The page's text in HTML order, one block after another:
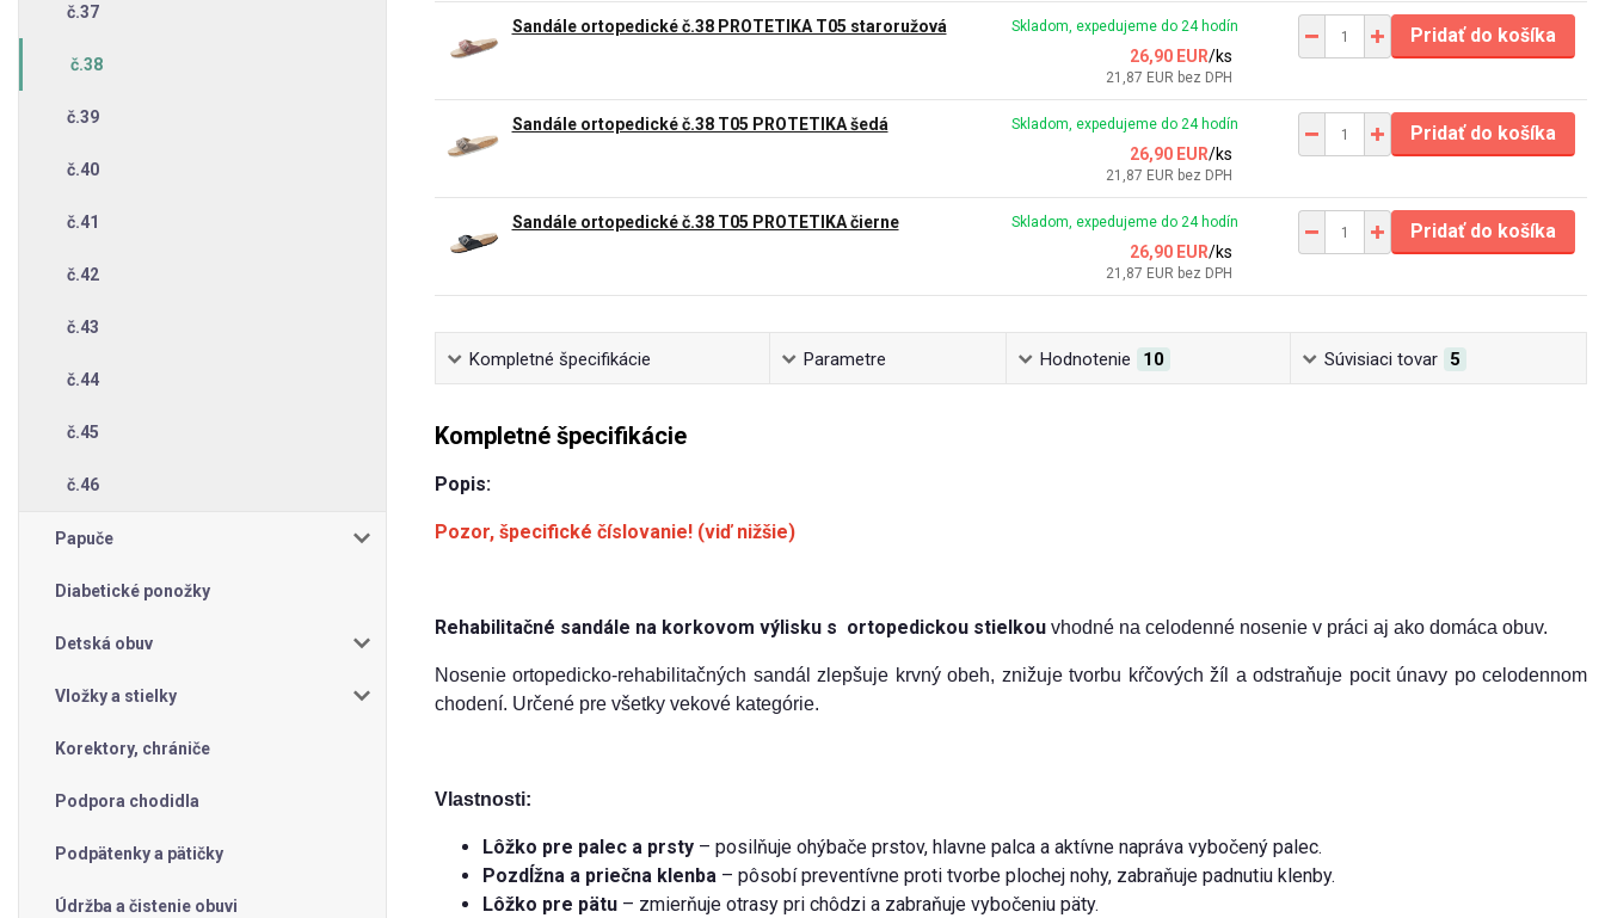
č.37
č.38
č.39
č.40
č.41
č.42
č.43
č.44
č.45
č.46
Papuče
Diabetické ponožky
Detská obuv
Vložky a stielky
Korektory, chrániče
Podpora chodidla
Podpätenky a pätičky
Údržba a čistenie obuvi
Sandále ortopedické č.38 PROTETIKA T05 staroružová
26,90 EUR/ks
21,87 EUR bez DPH
Skladom, expedujeme do 24 hodín Pridať do košíka
Sandále ortopedické č.38 T05 PROTETIKA šedá
26,90 EUR/ks
21,87 EUR bez DPH
Skladom, expedujeme do 24 hodín Pridať do košíka
Sandále ortopedické č.38 T05 PROTETIKA čierne
26,90 EUR/ks
21,87 EUR bez DPH
Skladom, expedujeme do 24 hodín Pridať do košíka
Kompletné špecifikácie Parametre Hodnotenie 10 Súvisiaci tovar 5
Kompletné špecifikácie
Popis:
Pozor, špecifické číslovanie! (viď nižšie)
Rehabilitačné sandále na korkovom výlisku s ortopedickou stielkouvhodné na celodenné nosenie v práci aj ako domáca obuv.
Nosenie ortopedicko-rehabilitačných sandál zlepšuje krvný obeh, znižuje tvorbu kŕčových žíl a odstraňuje pocit únavy po celodennom
chodení. Určené pre všetky vekové kategórie.
Vlastnosti:
Lôžko pre palec a prsty– posilňuje ohýbače prstov, hlavne palca a aktívne napráva vybočený palec.
Pozdĺžna a priečna klenba– pôsobí preventívne proti tvorbe plochej nohy, zabraňuje padnutiu klenby.
Lôžko pre pätu– zmierňuje otrasy pri chôdzi a zabraňuje vybočeniu päty.